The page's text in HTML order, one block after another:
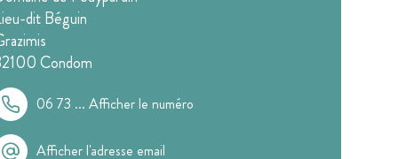
dit Béguin
Condom
06 73 ...Afficher le numéro
Afficher l'adresse email